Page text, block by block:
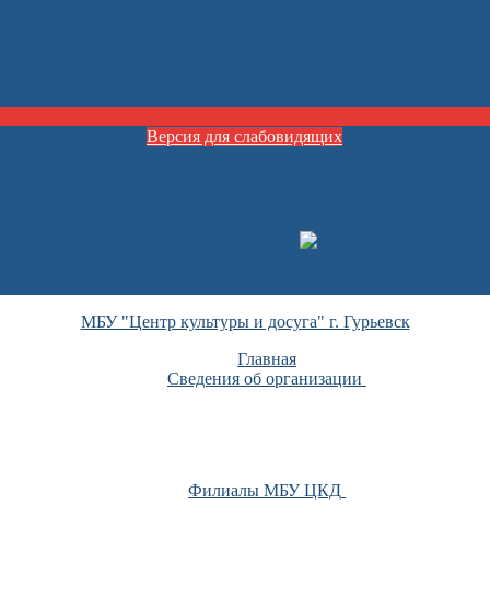
Версия для слабовидящих
МБУ "Центр культуры и досуга" г. Гурьевск
Главная
Сведения об организации
Филиалы МБУ ЦКД